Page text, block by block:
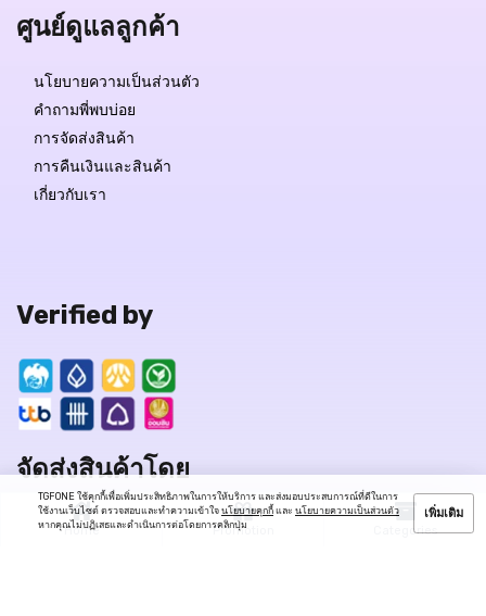
Home Promotion Categories
ศูนย์ดูแลลูกค้า
นโยบายความเป็นส่วนตัว
คำถามพี่พบบ่อย
การจัดส่งสินค้า
การคืนเงินและสินค้า
เกี่ยวกับเรา
Verified by
จัดส่งสินค้าโดย
TGFONE ใช้คุกกี้เพื่อเพิ่มประสิทธิภาพในการให้บริการ และส่งมอบประสบการณ์ที่ดีในการ
ใช้งานเว็บไซต์ ตรวจสอบและทำความเข้าใจ นโยบายคุกกี้ และ นโยบายความเป็นส่วนตัว
หากคุณไม่ปฏิเสธและดำเนินการต่อโดยการคลิกปุ่ม
เพิ่มเติม